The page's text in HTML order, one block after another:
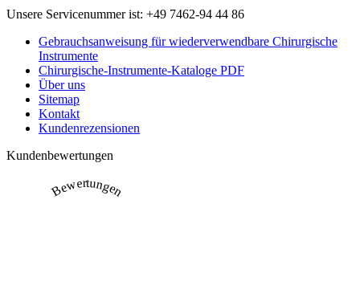
Unsere Servicenummer ist: +49 7462-94 44 86
Gebrauchsanweisung für wiederverwendbare Chirurgische
Instrumente
Chirurgische-Instrumente-Kataloge PDF
Über uns
Sitemap
Kontakt
Kundenrezensionen
Kundenbewertungen
Bewertungen